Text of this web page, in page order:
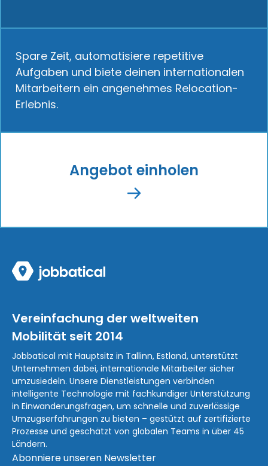
Spare Zeit, automatisiere repetitive
Aufgaben und biete deinen internationalen
Mitarbeitern ein angenehmes Relocation-
Erlebnis.
Angebot einholen
Vereinfachung der weltweiten
Mobilität seit 2014
Jobbatical mit Hauptsitz in Tallinn, Estland, unterstützt
Unternehmen dabei, internationale Mitarbeiter sicher
umzusiedeln. Unsere Dienstleistungen verbinden
intelligente Technologie mit fachkundiger Unterstützung
in Einwanderungsfragen, um schnelle und zuverlässige
Umzugserfahrungen zu bieten – gestützt auf zertifizierte
Prozesse und geschätzt von globalen Teams in über 45
Ländern.
Abonniere unseren Newsletter